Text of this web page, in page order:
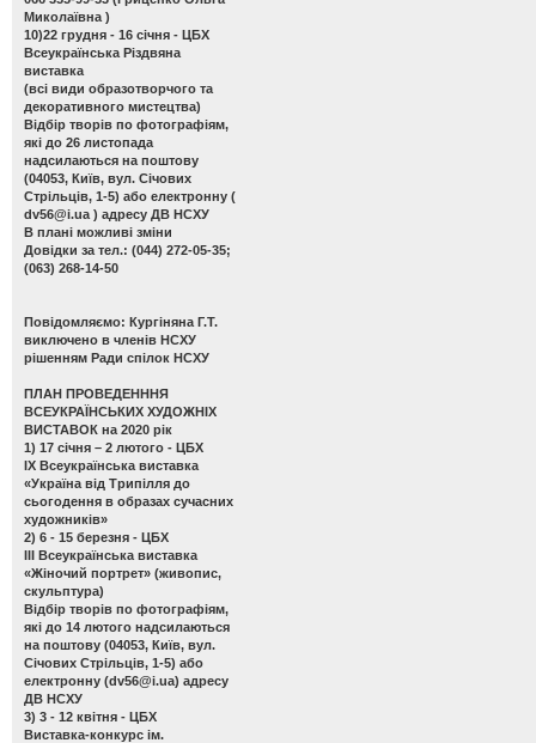
Миколаївна )
10)22 грудня - 16 січня - ЦБХ
Всеукраїнська Різдвяна
виставка
(всі види образотворчого та
декоративного мистецтва)
Відбір творів по фотографіям,
які до 26 листопада
надсилаються на поштову
(04053, Київ, вул. Січових
Стрільців, 1-5) або електронну (
dv56@i.ua ) адресу ДВ НСХУ
В плані можливі зміни
Довідки за тел.: (044) 272-05-35;
(063) 268-14-50
Повідомляємо: Кургіняна Г.Т.
виключено в членів НСХУ
рішенням Ради спілок НСХУ
ПЛАН ПРОВЕДЕНННЯ
ВСЕУКРАЇНСЬКИХ ХУДОЖНІХ
ВИСТАВОК на 2020 рік
1) 17 січня – 2 лютого - ЦБХ
ІХ Всеукраїнська виставка
«Україна від Трипілля до
сьогодення в образах сучасних
художників»
2) 6 - 15 березня - ЦБХ
ІІІ Всеукраїнська виставка
«Жіночий портрет» (живопис,
скульптура)
Відбір творів по фотографіям,
які до 14 лютого надсилаються
на поштову (04053, Київ, вул.
Січових Стрільців, 1-5) або
електронну (dv56@i.ua) адресу
ДВ НСХУ
3) 3 - 12 квітня - ЦБХ
Виставка-конкурс ім.